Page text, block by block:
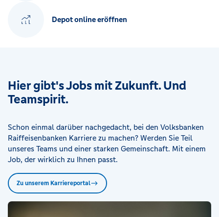
Depot online eröffnen
Hier gibt's Jobs mit Zukunft. Und
Teamspirit.
Schon einmal darüber nachgedacht, bei den Volksbanken
Raiffeisenbanken Karriere zu machen? Werden Sie Teil
unseres Teams und einer starken Gemeinschaft. Mit einem
Job, der wirklich zu Ihnen passt.
Zu unserem Karriereportal